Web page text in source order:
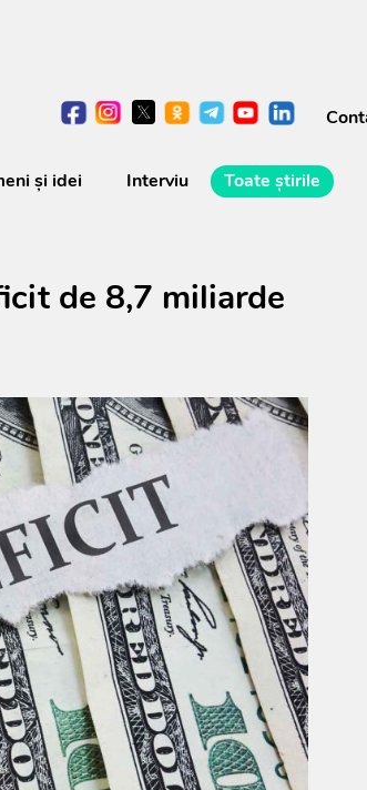
şi idei Interviu Toate știrile
de 8,7 miliarde